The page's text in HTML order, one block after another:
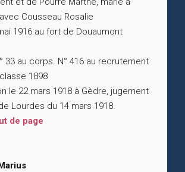
Cousseau Rosalie
1916 au fort de Douaumont
33 au corps. N° 416 au recrutement
1898
le 22 mars 1918 à Gèdre, jugement
Lourdes du 14 mars 1918.
de page